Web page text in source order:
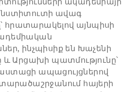
ավագ
այնպիսի
ինչպիսիք են Խաչենի
և Արցախի պատմությունը՝
ապացույցներով
հայերի